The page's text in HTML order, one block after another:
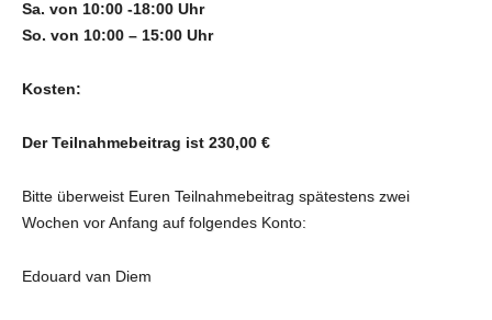
Sa. von 10:00 -18:00 Uhr
So. von 10:00 – 15:00 Uhr
Kosten:
Der Teilnahmebeitrag ist 230,00 €
Bitte überweist Euren Teilnahmebeitrag spätestens zwei
Wochen vor Anfang auf folgendes Konto:
Edouard van Diem